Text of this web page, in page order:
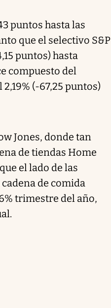
puntos hasta las
que el selectivo S&P
puntos) hasta
compuesto del
(-67,25 puntos)
Jones, donde tan
de tiendas Home
el lado de las
de comida
trimestre del año,